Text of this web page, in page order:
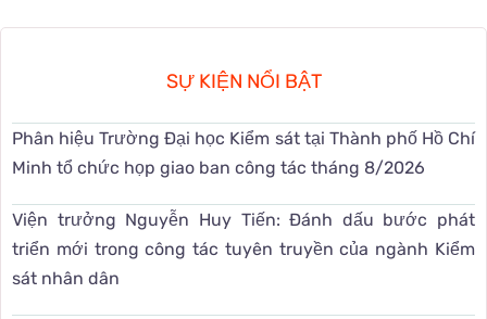
SỰ KIỆN NỔI BẬT
Phân hiệu Trường Đại học Kiểm sát tại Thành phố Hồ Chí
Minh tổ chức họp giao ban công tác tháng 8/2026
Viện trưởng Nguyễn Huy Tiến: Đánh dấu bước phát
triển mới trong công tác tuyên truyền của ngành Kiểm
sát nhân dân